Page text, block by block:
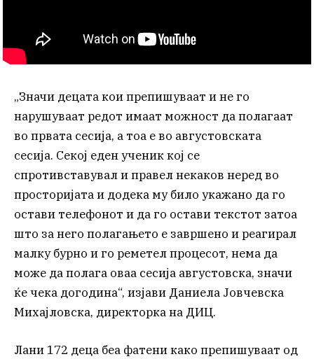
„Значи децата кои препишуваат и не го
нарушуваат редот имаат можност да полагаат
во првата сесија, а тоа е во августовската
сесија. Секој еден ученик кој се
спротивставувал и правел некаков неред во
просторијата и додека му било укажано да го
остави телефонот и да го остави текстот затоа
што за него полагањето е завршено и реагирал
малку бурно и го реметел процесот, нема да
може да полага оваа сесија августовска, значи
ќе чека догодина“, изјави Даниела Јовчевска
Михајловска, директорка на ДИЦ.
Лани 172 деца беа фатени како препишуваат од